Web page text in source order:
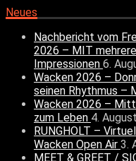
Neues
Nachbericht vom
2026 – MIT
Impressionen 6.
Wacken 2026 –
seinen Rhythmus –
Wacken 2026 –
zum Leben 4.
RUNGHOLT –
Wacken Open Air 3.
MEET & GREET /